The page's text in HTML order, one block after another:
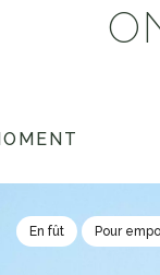
En fût Pour